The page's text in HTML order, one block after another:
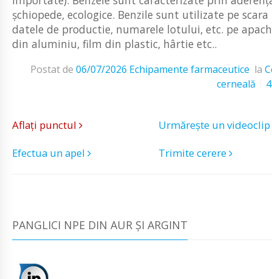
șchiopede, ecologice. Benzile sunt utilizate pe
datele de productie, numarele lotului, etc. pe
din aluminiu, film din plastic, hârtie etc..
Postat de 06/07/2026 Echipamente farmaceutice la
cerneală
Aflați punctul
Urmărește un videoclip
Efectua un apel
Trimite cerere
PANGLICI NPE DIN AUR ȘI ARGINT